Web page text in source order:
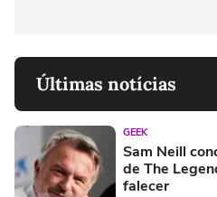
Últimas notícias
GEEK
Sam Neill
de The
falecer